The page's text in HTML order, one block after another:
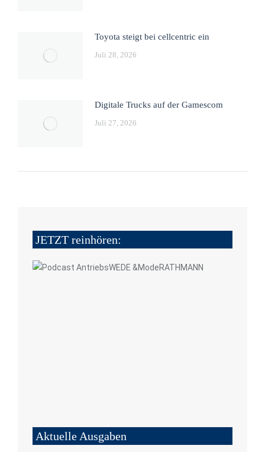
Toyota steigt bei cellcentric ein
Juli 28, 2026
Digitale Trucks auf der Gamescom
Juli 27, 2026
JETZT reinhören:
Aktuelle Ausgaben